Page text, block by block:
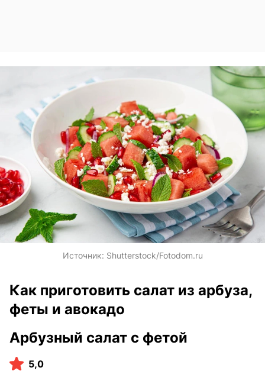
Источник: Shutterstock/Fotodom.ru
Как приготовить салат из арбуза,
феты и авокадо
Арбузный салат с фетой
5,0